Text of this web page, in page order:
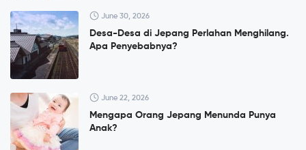
June 30, 2026
Desa-Desa di Jepang Perlahan Menghilang.
Apa Penyebabnya?
June 22, 2026
Mengapa Orang Jepang Menunda Punya
Anak?